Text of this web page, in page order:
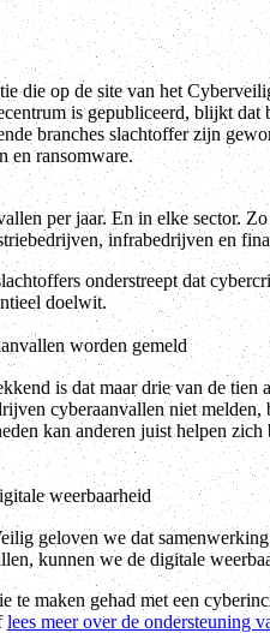
die op de site van het
is gepubliceerd, blijkt dat
branches slachtoffer zijn
en ransomware.
per jaar. En in elke sector.
infrabedrijven en
onderstreept dat
doelwit.
worden gemeld
is dat maar drie van de
cyberaanvallen niet
kan anderen juist helpen
weerbaarheid
geloven we dat
kunnen we de digitale
te maken gehad met een
lees meer over de ondersteuning